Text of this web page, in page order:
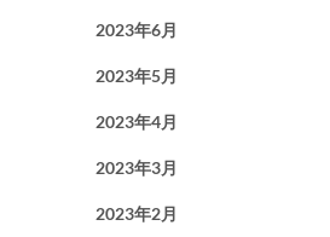
2023年6月
2023年5月
2023年4月
2023年3月
2023年2月